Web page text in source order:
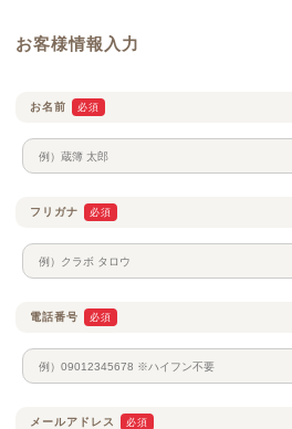
お客様情報入力
お名前 必須
フリガナ 必須
電話番号 必須
メールアドレス 必須